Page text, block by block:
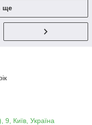
ще
Київ, Україна